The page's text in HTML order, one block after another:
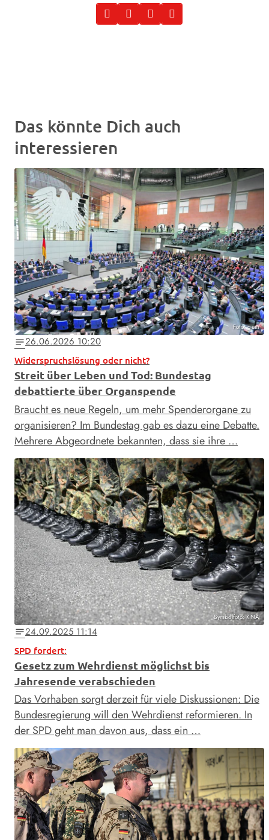
Das könnte Dich auch
interessieren
Foto: gem
notes26.06.2026 10:20
Widerspruchslösung oder nicht?
Streit über Leben und Tod: Bundestag
debattierte über Organspende
Braucht es neue Regeln, um mehr Spenderorgane zu
organisieren? Im Bundestag gab es dazu eine Debatte.
Mehrere Abgeordnete bekannten, dass sie ihre …
Symbolfoto: KNA
notes24.09.2025 11:14
SPD fordert:
Gesetz zum Wehrdienst möglichst bis
Jahresende verabschieden
Das Vorhaben sorgt derzeit für viele Diskussionen: Die
Bundesregierung will den Wehrdienst reformieren. In
der SPD geht man davon aus, dass ein …